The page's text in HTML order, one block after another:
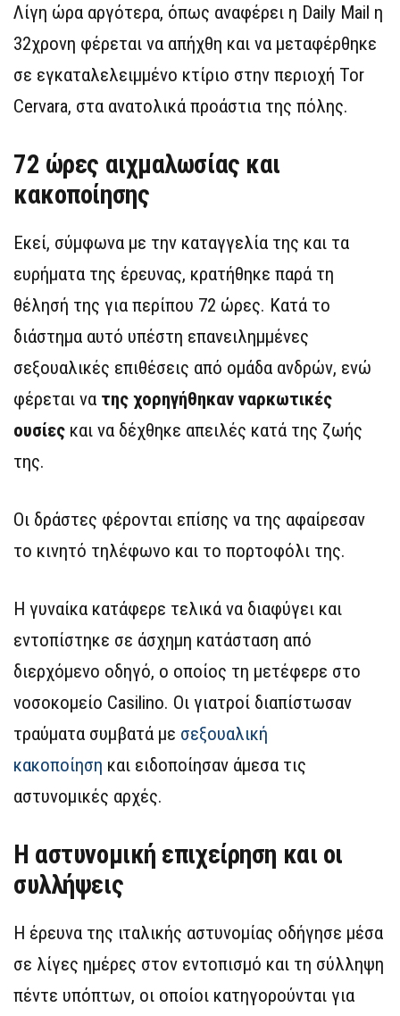
Λίγη ώρα αργότερα, όπως αναφέρει η Daily Mail η
32χρονη φέρεται να απήχθη και να μεταφέρθηκε
σε εγκαταλελειμμένο κτίριο στην περιοχή Tor
Cervara, στα ανατολικά προάστια της πόλης.
72 ώρες αιχμαλωσίας και
κακοποίησης
Εκεί, σύμφωνα με την καταγγελία της και τα
ευρήματα της έρευνας, κρατήθηκε παρά τη
θέλησή της για περίπου 72 ώρες. Κατά το
διάστημα αυτό υπέστη επανειλημμένες
σεξουαλικές επιθέσεις από ομάδα ανδρών, ενώ
φέρεται να της χορηγήθηκαν ναρκωτικές
ουσίες και να δέχθηκε απειλές κατά της ζωής
της.
Οι δράστες φέρονται επίσης να της αφαίρεσαν
το κινητό τηλέφωνο και το πορτοφόλι της.
Η γυναίκα κατάφερε τελικά να διαφύγει και
εντοπίστηκε σε άσχημη κατάσταση από
διερχόμενο οδηγό, ο οποίος τη μετέφερε στο
νοσοκομείο Casilino. Οι γιατροί διαπίστωσαν
τραύματα συμβατά με σεξουαλική
κακοποίηση και ειδοποίησαν άμεσα τις
αστυνομικές αρχές.
Η αστυνομική επιχείρηση και οι
συλλήψεις
Η έρευνα της ιταλικής αστυνομίας οδήγησε μέσα
σε λίγες ημέρες στον εντοπισμό και τη σύλληψη
πέντε υπόπτων, οι οποίοι κατηγορούνται για